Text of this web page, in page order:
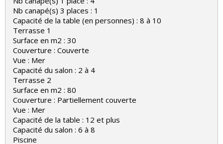
Nb canapé(s) 3 places : 1
Capacité de la table (en personnes) : 8 à 10
Terrasse 1
Surface en m2 : 30
Couverture : Couverte
Vue : Mer
Capacité du salon : 2 à 4
Terrasse 2
Surface en m2 : 80
Couverture : Partiellement couverte
Vue : Mer
Capacité de la table : 12 et plus
Capacité du salon : 6 à 8
Piscine